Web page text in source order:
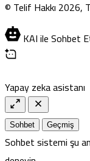
© Telif Hakkı 2026,
KAI ile Sohbet
Yapay zeka asistanı
Sohbet Geçmiş
Sohbet sistemi şu